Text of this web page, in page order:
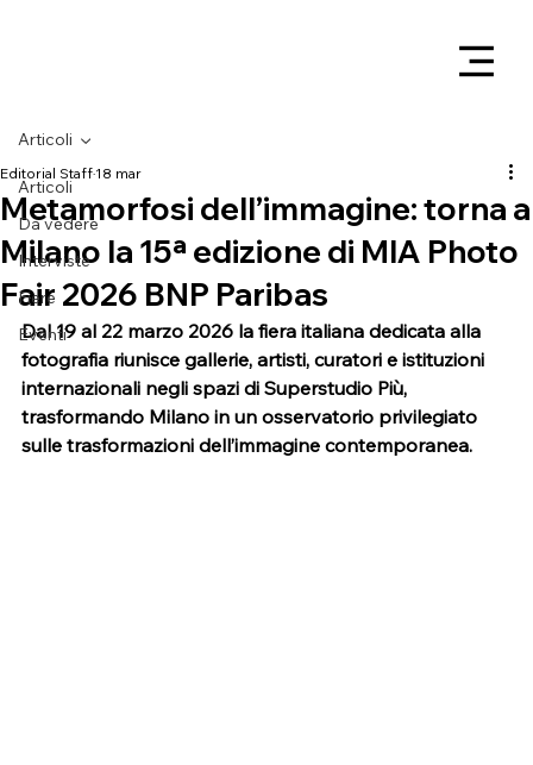
Articoli
Da vedere
Interviste
Fiere
Eventi
Articoli
Metamorfosi dell’immagine: torna a
Milano la 15ª edizione di MIA Photo
Fair 2026 BNP Paribas
Editorial Staff 18 mar
Dal 19 al 22 marzo 2026 la fiera italiana dedicata alla
fotografia riunisce gallerie, artisti, curatori e istituzioni
internazionali negli spazi di Superstudio Più,
trasformando Milano in un osservatorio privilegiato
sulle trasformazioni dell’immagine contemporanea.